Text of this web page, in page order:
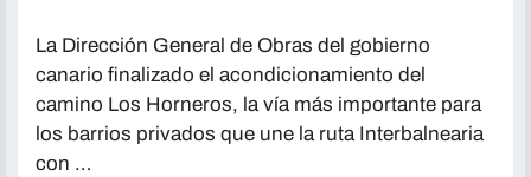
La Dirección General de Obras del gobierno
canario finalizado el acondicionamiento del
camino Los Horneros, la vía más importante para
los barrios privados que une la ruta Interbalnearia
con …